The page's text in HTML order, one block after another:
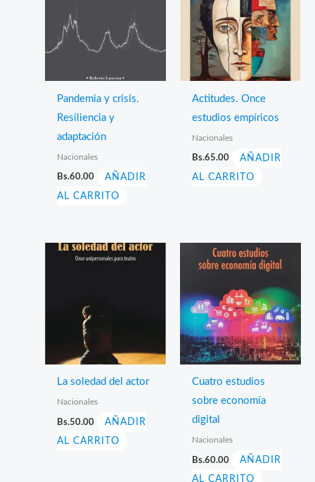
Pandemia y crisis.
Resiliencia y
adaptación
Nacionales
Bs.60.00
AÑADIR
AL CARRITO
Actitudes. Once
estudios empíricos
Nacionales
Bs.65.00
AÑADIR
AL CARRITO
La soledad del actor
Nacionales
Bs.50.00
AÑADIR
AL CARRITO
Cuatro estudios
sobre economía
digital
Nacionales
Bs.60.00
AÑADIR
AL CARRITO